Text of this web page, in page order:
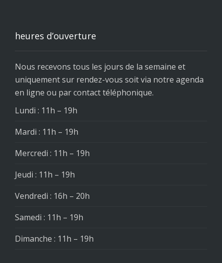
heures d’ouverture
Nous recevons tous les jours de la semaine et
uniquement sur rendez-vous soit via notre agenda
en ligne ou par contact téléphonique.
Lundi : 11h – 19h
Mardi : 11h – 19h
Mercredi : 11h – 19h
Jeudi : 11h – 19h
Vendredi : 16h – 20h
Samedi : 11h – 19h
Dimanche : 11h – 19h